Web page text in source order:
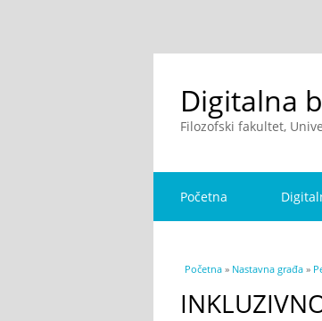
Digitalna
Filozofski fakultet,
Početna
You are here
Početna » Nastavna građa »